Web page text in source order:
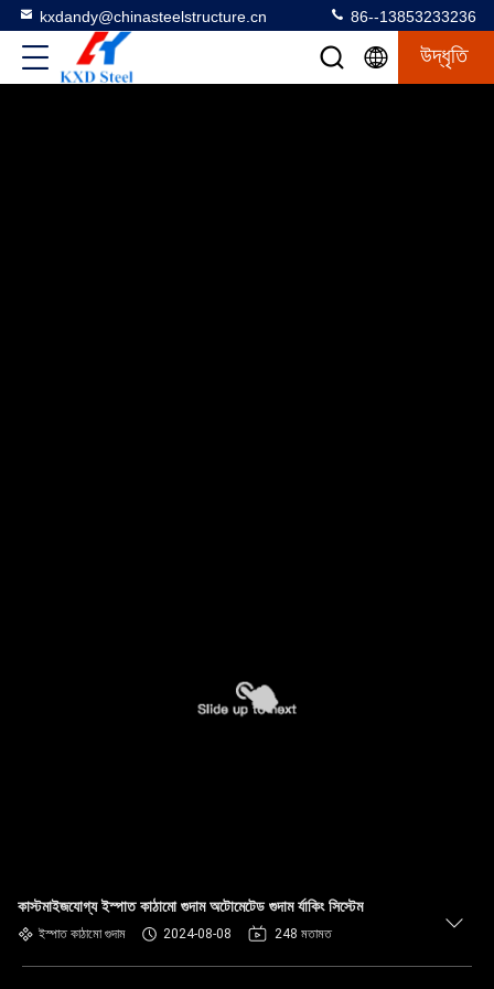
kxdandy@chinasteelstructure.cn 86--13853233236
উদ্ধৃতি
কাস্টমাইজযোগ্য ইস্পাত কাঠামো গুদাম অটোমেটেড গুদাম র্যাকিং সিস্টেম
ইস্পাত কাঠামো গুদাম 2024-08-08 248 মতামত